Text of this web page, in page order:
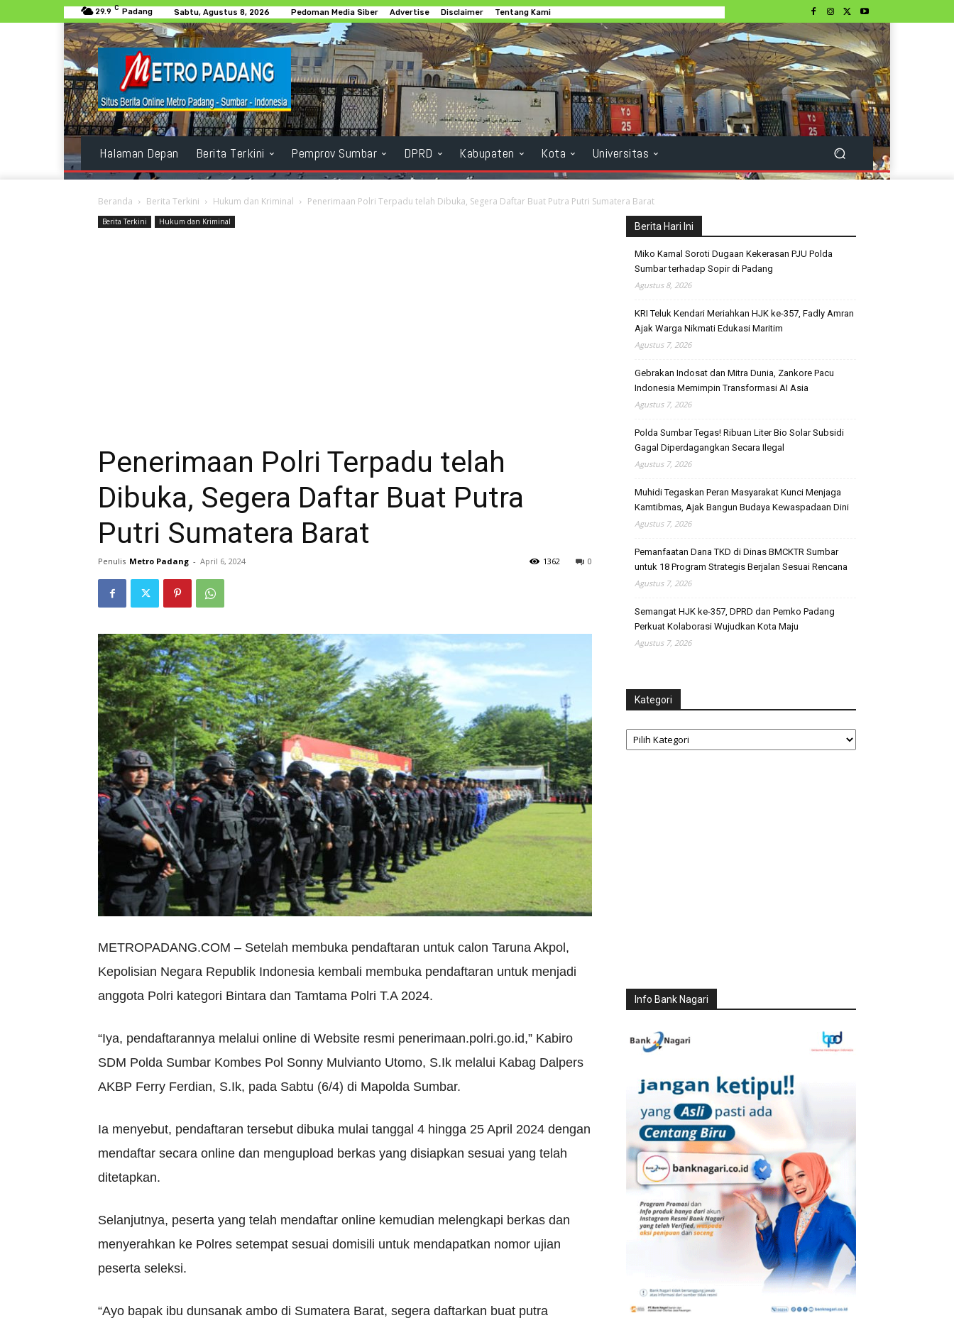
29.9 C Padang Sabtu, Agustus 8, 2026 Pedoman Media Siber Advertise Disclaimer Tentang Kami
Halaman Depan Berita Terkini Pemprov Sumbar DPRD Kabupaten Kota Universitas
Beranda Berita Terkini Hukum dan Kriminal Penerimaan Polri Terpadu telah Dibuka, Segera Daftar Buat Putra Putri Sumatera Barat
Berita Terkini Hukum dan Kriminal
Penerimaan Polri Terpadu telah
Dibuka, Segera Daftar Buat Putra
Putri Sumatera Barat
Penulis Metro Padang - April 6, 2024 0
1362
METROPADANG.COM – Setelah membuka pendaftaran untuk calon Taruna Akpol,
Kepolisian Negara Republik Indonesia kembali membuka pendaftaran untuk menjadi
anggota Polri kategori Bintara dan Tamtama Polri T.A 2024.
“Iya, pendaftarannya melalui online di Website resmi penerimaan.polri.go.id,” Kabiro
SDM Polda Sumbar Kombes Pol Sonny Mulvianto Utomo, S.Ik melalui Kabag Dalpers
AKBP Ferry Ferdian, S.Ik, pada Sabtu (6/4) di Mapolda Sumbar.
Ia menyebut, pendaftaran tersebut dibuka mulai tanggal 4 hingga 25 April 2024 dengan
mendaftar secara online dan mengupload berkas yang disiapkan sesuai yang telah
ditetapkan.
Selanjutnya, peserta yang telah mendaftar online kemudian melengkapi berkas dan
menyerahkan ke Polres setempat sesuai domisili untuk mendapatkan nomor ujian
peserta seleksi.
“Ayo bapak ibu dunsanak ambo di Sumatera Barat, segera daftarkan buat putra
Berita Hari Ini
Miko Kamal Soroti Dugaan Kekerasan PJU Polda
Sumbar terhadap Sopir di Padang
Agustus 8, 2026
KRI Teluk Kendari Meriahkan HJK ke-357, Fadly Amran
Ajak Warga Nikmati Edukasi Maritim
Agustus 7, 2026
Gebrakan Indosat dan Mitra Dunia, Zankore Pacu
Indonesia Memimpin Transformasi AI Asia
Agustus 7, 2026
Polda Sumbar Tegas! Ribuan Liter Bio Solar Subsidi
Gagal Diperdagangkan Secara Ilegal
Agustus 7, 2026
Muhidi Tegaskan Peran Masyarakat Kunci Menjaga
Kamtibmas, Ajak Bangun Budaya Kewaspadaan Dini
Agustus 7, 2026
Pemanfaatan Dana TKD di Dinas BMCKTR Sumbar
untuk 18 Program Strategis Berjalan Sesuai Rencana
Agustus 7, 2026
Semangat HJK ke-357, DPRD dan Pemko Padang
Perkuat Kolaborasi Wujudkan Kota Maju
Agustus 7, 2026
Kategori
Kategori
Info Bank Nagari